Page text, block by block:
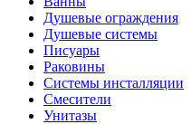
Душевые ограждения
Душевые системы
Писуары
Раковины
Системы инсталляции
Смесители
Унитазы